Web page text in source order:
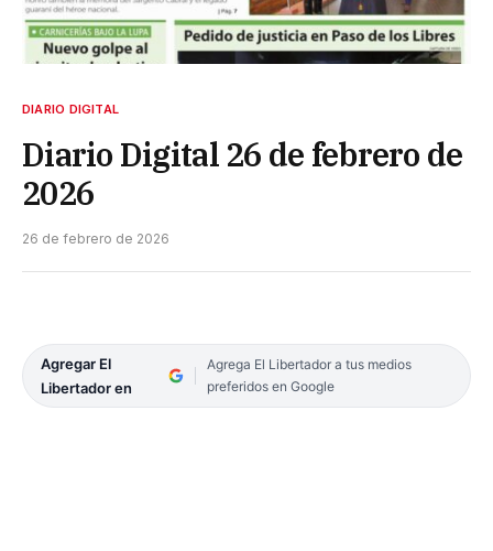
DIARIO DIGITAL
Diario Digital 26 de febrero de
2026
26 de febrero de 2026
Agregar El
Libertador en
Agrega El Libertador a tus medios
preferidos en Google